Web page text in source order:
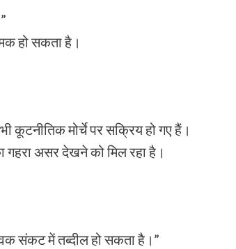
हो सकता है।
कूटनीतिक मोर्चे पर सक्रिय हो गए हैं।
गहरा असर देखने को मिल रहा है।
संकट में तब्दील हो सकता है।”